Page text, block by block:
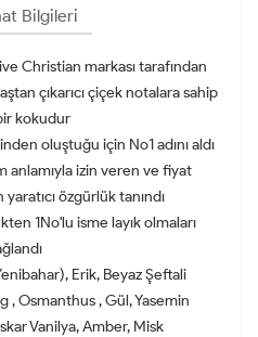
Bilgileri
Christian markası tarafından
çıkarıcı çiçek notalara sahip
kokudur
oluştuğu için No1 adını aldı
izin veren ve fiyat
yaratıcı özgürlük tanındı
1No'lu isme layık olmaları
Erik, Beyaz Şeftali
, Osmanthus , Gül, Yasemin
Vanilya, Amber, Misk